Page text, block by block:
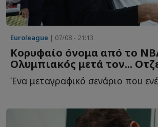
Euroleague | 07/08 - 21:13
Κορυφαίο όνομα από το
Ολυμπιακός μετά τον...